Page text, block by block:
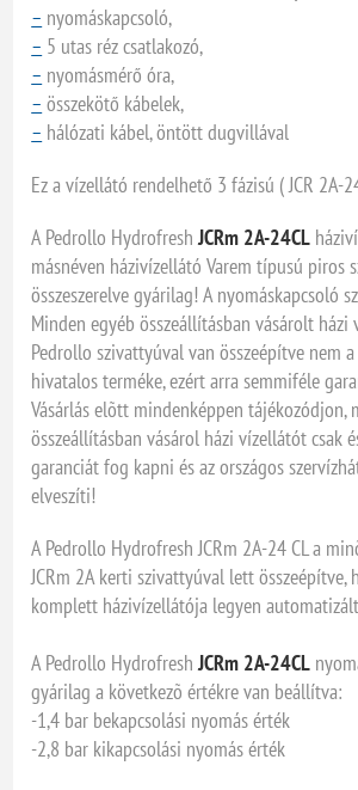
– nyomáskapcsoló,
– 5 utas réz csatlakozó,
– nyomásmérő óra,
– összekötő kábelek,
– hálózati kábel, öntött dugvillával
Ez a vízellátó rendelhető 3 fázisú ( JCR 2A-
A Pedrollo HydrofreshJCRm 2A-24CL
másnéven házivízellátó Varem típusú piros
összeszerelve gyárilag! A nyomáskapcsoló
Minden egyéb összeállításban vásárolt házi
Pedrollo szivattyúval van összeépítve nem
hivatalos terméke, ezért arra semmiféle
Vásárlás elõtt mindenképpen tájékozódjon,
összeállításban vásárol házi vízellátót csak
garanciát fog kapni és az országos
elveszíti!
A Pedrollo Hydrofresh JCRm 2A-24 CL a
JCRm 2A kerti szivattyúval lett összeépítve,
komplett házivízellátója legyen
A Pedrollo HydrofreshJCRm 2A-24CL
gyárilag a következõ értékre van beállítva:
-1,4 bar bekapcsolási nyomás érték
-2,8 bar kikapcsolási nyomás érték